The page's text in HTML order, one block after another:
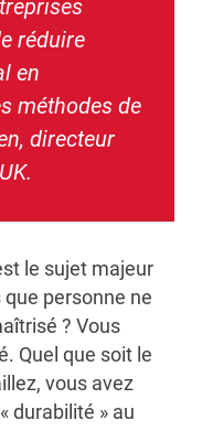
réduire
en
méthodes de
directeur
le sujet majeur
personne ne
? Vous
Quel que soit le
vous avez
durabilité » au